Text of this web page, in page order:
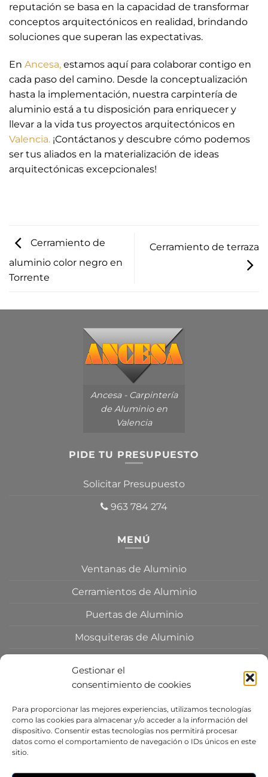
Gestionar el
consentimiento de cookies
Para proporcionar las mejores experiencias, utilizamos tecnologías
como las cookies para almacenar y/o acceder a la información del
dispositivo. Consentir estas tecnologías nos permitirá procesar
datos como el comportamiento de navegación o IDs únicos en este
sitio.
reputación se basa en la capacidad de transformar
conceptos arquitectónicos en realidad, brindando
soluciones que superan las expectativas.
En Ancesa, estamos aquí para colaborar contigo en
cada paso del camino. Desde la conceptualización
hasta la implementación, nuestra carpintería de
aluminio está a tu disposición para enriquecer y
llevar a la vida tus proyectos arquitectónicos en
Valencia. ¡Contáctanos y descubre cómo podemos
ser tus aliados en la materialización de ideas
arquitectónicas excepcionales!
Cerramiento de
aluminio color negro en
Torrente
Cerramiento de terraza
Ancesa - Carpintería
de Aluminio en
Valencia
PIDE TU PRESUPUESTO
Solicitar Presupuesto
963 784 274
MENÚ
Ventanas de Aluminio
Cerramientos de Aluminio
Puertas de Aluminio
Mosquiteras de Aluminio
Toldos de Aluminio
AGRADECIMIENTOS
por la utilización de excelentes fotografías a la
empresa de diseño y construcción
ARQUITECTURAy a su autorGermán Cabopor